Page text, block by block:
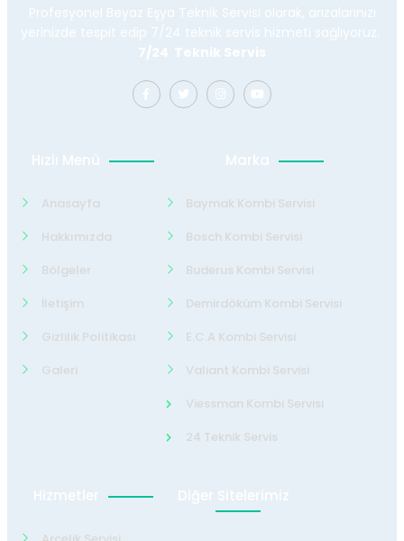
Profesyonel Beyaz Eşya Teknik Servisi olarak, arızalarınızı
yerinizde tespit edip 7/24 teknik servis hizmeti sağlıyoruz.
7/24 Teknik Servis
Hızlı Menü
Anasayfa
Hakkımızda
Bölgeler
İletişim
Gizlilik Politikası
Galeri
Marka
Baymak Kombi Servisi
Bosch Kombi Servisi
Buderus Kombi Servisi
Demirdöküm Kombi Servisi
E.C.A Kombi Servisi
Valiant Kombi Servisi
Viessman Kombi Servisi
24 Teknik Servis
Hizmetler Diğer Sitelerimiz